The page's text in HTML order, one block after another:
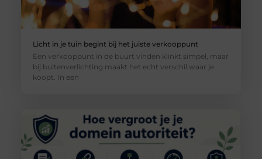
Licht in je tuin begint bij het juiste verkooppunt
Een verkooppunt in de buurt vinden klinkt simpel, maar
bij buitenverlichting maakt het echt verschil waar je
koopt. In een